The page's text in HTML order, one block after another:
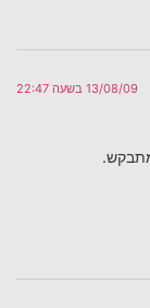
13/08/09 בשעה 22:47
מתבקש.